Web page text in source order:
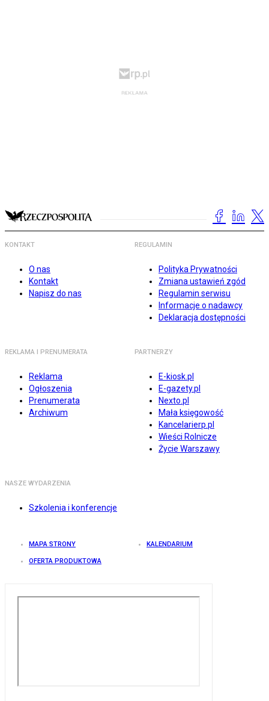
KONTAKT
O nas
Kontakt
Napisz do nas
REGULAMIN
Polityka Prywatności
Zmiana ustawień zgód
Regulamin serwisu
Informacje o nadawcy
Deklaracja dostępności
REKLAMA I PRENUMERATA
Reklama
Ogłoszenia
Prenumerata
Archiwum
PARTNERZY
E-kiosk.pl
E-gazety.pl
Nexto.pl
Mała księgowość
Kancelarierp.pl
Wieści Rolnicze
Życie Warszawy
NASZE WYDARZENIA
Szkolenia i konferencje
MAPA STRONY KALENDARIUM
OFERTA PRODUKTOWA